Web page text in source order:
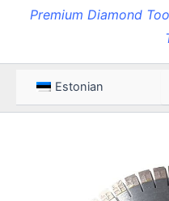
Premium Diamond
Estonian